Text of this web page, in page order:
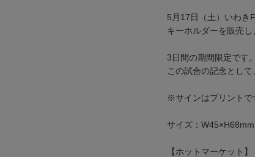
5月17日（土）いわき
キーホルダーを販売し
3日間の期間限定です
この試合の記念とし
※サインはプリントで
サイズ：W45×H68mm
【ホットマーケット】